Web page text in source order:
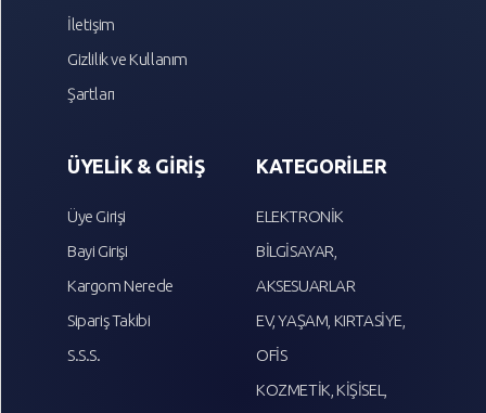
İletişim
Gizlilik ve Kullanım
Şartları
ÜYELİK & GİRİŞ
Üye Girişi
Bayi Girişi
Kargom Nerede
Sipariş Takibi
S.S.S.
KATEGORİLER
ELEKTRONİK
BİLGİSAYAR,
AKSESUARLAR
EV, YAŞAM, KIRTASİYE,
OFİS
KOZMETİK, KİŞİSEL,